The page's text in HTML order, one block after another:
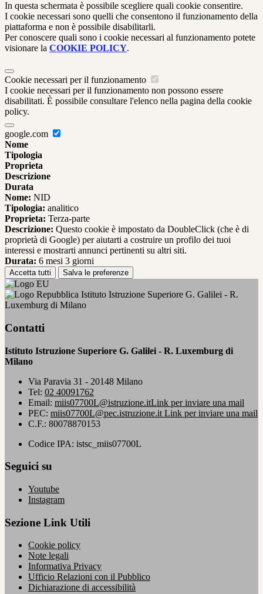
In questa schermata è possibile scegliere quali cookie consentire.
I cookie necessari sono quelli che consentono il funzionamento della
piattaforma e non è possibile disabilitarli.
Per conoscere quali sono i cookie necessari al funzionamento potete
visionare la COOKIE POLICY.
Cookie necessari per il funzionamento
I cookie necessari per il funzionamento non possono essere
disabilitati. È possibile consultare l'elenco nella pagina della cookie
policy.
google.com
Nome
Tipologia
Proprieta
Descrizione
Durata
Nome: NID
Tipologia: analitico
Proprieta: Terza-parte
Descrizione: Questo cookie è impostato da DoubleClick (che è di
proprietà di Google) per aiutarti a costruire un profilo dei tuoi
interessi e mostrarti annunci pertinenti su altri siti.
Durata: 6 mesi 3 giorni
Accetta tutti Salva le preferenze
Istituto Istruzione Superiore G. Galilei - R.
Luxemburg di Milano
Contatti
Istituto Istruzione Superiore G. Galilei - R. Luxemburg di
Milano
Via Paravia 31 - 20148 Milano
Tel: 02 40091762
Email: miis07700L@istruzione.itLink per inviare una mail
PEC: miis07700L@pec.istruzione.it Link per inviare una mail
C.F.: 80078870153
Codice IPA: istsc_miis07700L
Seguici su
Youtube
Instagram
Sezione Link Utili
Cookie policy
Note legali
Informativa Privacy
Ufficio Relazioni con il Pubblico
Dichiarazione di accessibilità